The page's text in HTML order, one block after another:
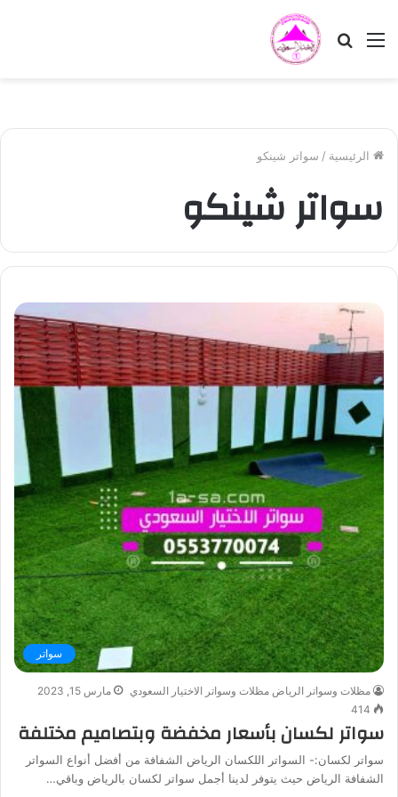
القائمة بحث
الرئيسية / سواتر شینكو
سواتر شینكو
سواتر
مظلات وسواتر الرياض مظلات وسواتر الاختيار السعودي
مارس 15, 2023
414
سواتر لكسان بأسعار مخفضة وبتصاميم مختلفة
سواتر لكسان:- السواتر اللكسان الرياض الشفافة من أفضل أنواع السواتر
الشفافة الرياض حیث یتوفر لدینا أجمل سواتر لكسان بالریاض وباقي…